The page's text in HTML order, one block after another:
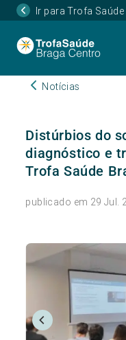
Ir para Trofa Saúde
Notícias
Distúrbios do
diagnóstico e
Trofa Saúde
publicado em 29 Jul.